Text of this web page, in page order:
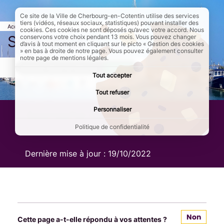
Accueil Page élu / carrefour Page active :
Sous-page 1
Sous-page 1
Accroche de la sous-page
Dernière mise à jour : 19/10/2022
Cette page a-t-elle répondu à vos attentes ? Non
Ce site de la Ville de Cherbourg-en-Cotentin utilise des services
tiers (vidéos, réseaux sociaux, statistiques) pouvant installer des
cookies. Ces cookies ne sont déposés qu’avec votre accord. Nous
conservons votre choix pendant 13 mois. Vous pouvez changer
d’avis à tout moment en cliquant sur le picto « Gestion des cookies
» en bas à droite de notre page. Vous pouvez également consulter
notre page de mentions légales.
Tout accepter
Tout refuser
Personnaliser
Politique de confidentialité